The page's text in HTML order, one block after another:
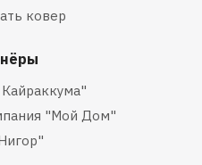
ковер
"Мой Дом"